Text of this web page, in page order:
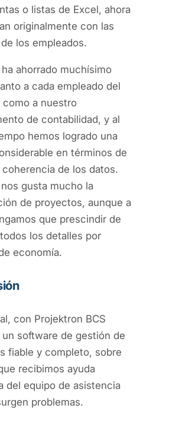
o listas de Excel, ahora
originalmente con las
los empleados.
ahorrado muchísimo
a cada empleado del
a nuestro
de contabilidad, y al
hemos logrado una
en términos de
de los datos.
gusta mucho la
de proyectos, aunque a
que prescindir de
los detalles por
economía.
con Projektron BCS
software de gestión de
fiable y completo, sobre
recibimos ayuda
del equipo de asistencia
problemas.